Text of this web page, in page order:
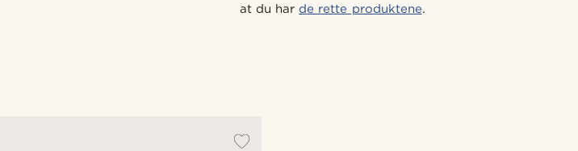
at du har de rette produktene.